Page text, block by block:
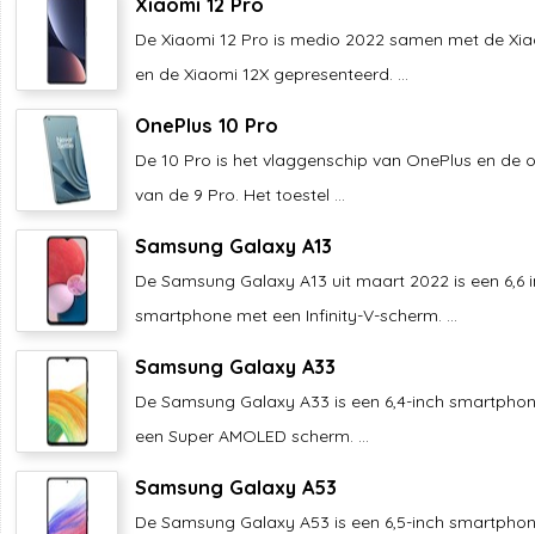
De Xiaomi 12 Pro is medio 2022 samen met de
en de Xiaomi 12X gepresenteerd. ...
OnePlus 10 Pro
De 10 Pro is het vlaggenschip van OnePlus en de
van de 9 Pro. Het toestel ...
Samsung Galaxy A13
De Samsung Galaxy A13 uit maart 2022 is een 6,6
smartphone met een Infinity-V-scherm. ...
Samsung Galaxy A33
De Samsung Galaxy A33 is een 6,4-inch
een Super AMOLED scherm. ...
Samsung Galaxy A53
De Samsung Galaxy A53 is een 6,5-inch